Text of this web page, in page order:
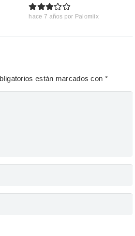
hace 7 años por Palomiix
están marcados con *